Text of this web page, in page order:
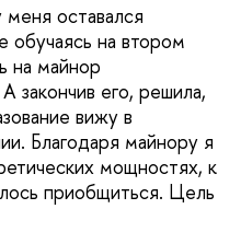
оставался
на втором
на майнор
закончив его, решила,
вижу в
Благодаря майнору я
мощностях, к
приобщиться. Цель